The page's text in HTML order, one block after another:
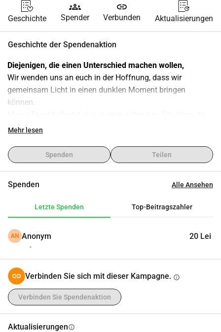
Geschichte
groups
Spender
link
Verbunden Aktualisierungen
Geschichte der Spendenaktion
Diejenigen, die einen Unterschied machen wollen,
Wir wenden uns an euch in der Hoffnung, dass wir
gemeinsam Licht in einen dunklen Moment bringen
können.
bei ihr eine peritoneale Karzinomatose diagnostiziert
eine lebenswichtige Operation durchführt, um ihr Leben zu
retten, deren Kosten 7000 Euro betragen.
benötigen wir zusätzliche Mittel für die bevorstehenden
Wir bitten euch, uns mit jedem Beitrag zu helfen,
kann den Unterschied zwischen Hoffnung und
Verzweiflung ausmachen.
Mehr lesen
Spenden Teilen
Spenden Alle Ansehen
Letzte Spenden Top-Beitragszahler
AN Anonym 20 Lei
-
Verbinden Sie sich mit dieser Kampagne. info
Verbinden Sie Spendenaktion
Aktualisierungeninfo